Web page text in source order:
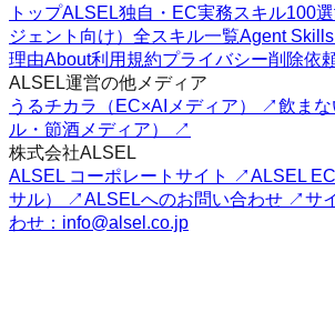
トップALSEL独自・EC実務スキル100選
ジェント向け） 全スキル一覧Agent
理由About利用規約プライバシー削除依
ALSEL運営の他メディア
うるチカラ（EC×AIメディア） ↗飲ま
ル・節酒メディア） ↗
株式会社ALSEL
ALSEL コーポレートサイト ↗ALSEL
サル） ↗ALSELへのお問い合わせ ↗サ
わせ：info@alsel.co.jp